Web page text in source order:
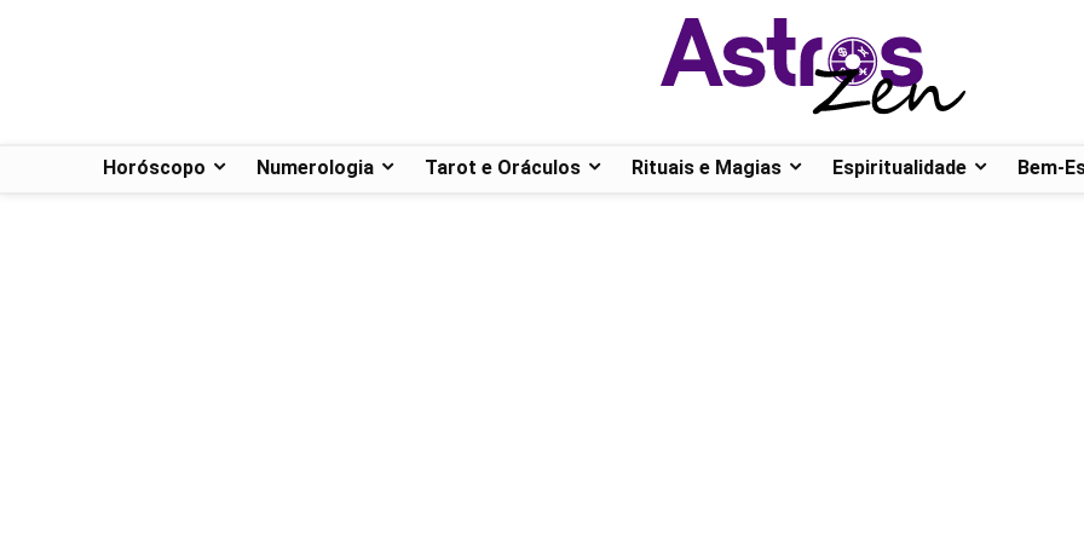
Horóscopo Numerologia Tarot e Oráculos Rituais e Magias Espiritualidade Bem-